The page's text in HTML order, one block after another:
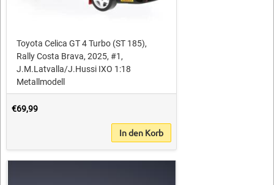
Toyota Celica GT 4 Turbo (ST 185),
Rally Costa Brava, 2025, #1,
J.M.Latvalla/J.Hussi IXO 1:18
Metallmodell
€69,99
In den Korb